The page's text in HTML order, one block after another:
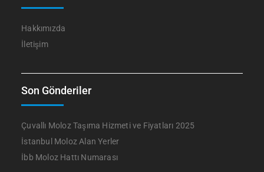
Hakkımızda
İletişim
Son Gönderiler
Çuvallı Moloz Taşıma Hizmeti ve Fiyatları 2025
İstanbul Moloz Alan Yerler
İbb Moloz Hattı Numarası